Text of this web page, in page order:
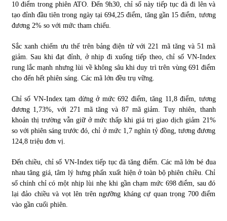
31/05/2022
31/05/2022
Phân tích giá tiền điện tử sau ngày thị trường lập kỷ lục
09/11/2021
Chứng khoán ngày 12/10/2021: Top 10 cổ phiếu nổi bật
13/10/2021
Top 10 xe bán chạy nhất tháng 9/2021
13/10/2021
10 điểm trong phiên ATO. Đến 9h30, chỉ số này tiếp tục đà đi lên và
tạo đỉnh đầu tiên trong ngày tại 694,25 điểm, tăng gần 15 điểm, tương
đương 2% so với mức tham chiếu.
Sắc xanh chiếm ưu thế trên bảng điện tử với 221 mã tăng và 51 mã
giảm. Sau khi đạt đỉnh, ở nhịp đi xuống tiếp theo, chỉ số VN-Index
rung lắc mạnh nhưng lùi về không sâu khi duy trì trên vùng 691 điểm
cho đến hết phiên sáng. Các mã lớn đều trụ vững.
Chỉ số VN-Index tạm dừng ở mức 692 điểm, tăng 11,8 điểm, tương
đương 1,73%, với 271 mã tăng và 87 mã giảm. Tuy nhiên, thanh
khoản thị trường vẫn giữ ở mức thấp khi giá trị giao dịch giảm 21%
so với phiên sáng trước đó, chỉ ở mức 1,7 nghìn tỷ đồng, tương đương
124,8 triệu đơn vị.
Đến chiều, chỉ số VN-Index tiếp tục đà tăng điểm. Các mã lớn bé đua
nhau tăng giá, tâm lý hưng phấn xuất hiện ở toàn bộ phiên chiều. Chỉ
số chính chỉ có một nhịp lùi nhẹ khi gần chạm mức 698 điểm, sau đó
lại đảo chiều và vọt lên trên ngưỡng kháng cự quan trọng 700 điểm
vào gần cuối phiên.